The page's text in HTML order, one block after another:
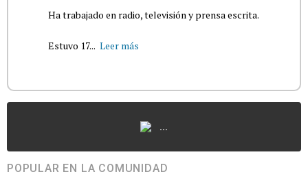
Ha trabajado en radio, televisión y prensa escrita.
Estuvo 17... Leer más
...
POPULAR EN LA COMUNIDAD